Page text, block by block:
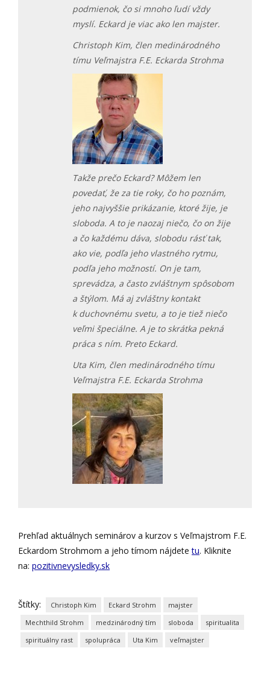
podmienok, čo si mnoho ľudí vždy
myslí. Eckard je viac ako len majster.
Christoph Kim, člen medinárodného
tímu Veľmajstra F.E. Eckarda Strohma
Takže prečo Eckard? Môžem len
povedať, že za tie roky, čo ho poznám,
jeho najvyššie prikázanie, ktoré žije, je
sloboda. A to je naozaj niečo, čo on žije
a čo každému dáva, slobodu rásť tak,
ako vie, podľa jeho vlastného rytmu,
podľa jeho možností. On je tam,
sprevádza, a často zvláštnym spôsobom
a štýlom. Má aj zvláštny kontakt
k duchovnému svetu, a to je tiež niečo
veľmi špeciálne. A je to skrátka pekná
práca s ním. Preto Eckard.
Uta Kim, člen medinárodného tímu
Veľmajstra F.E. Eckarda Strohma
Prehľad aktuálnych seminárov a kurzov s Veľmajstrom F.E.
Eckardom Strohmom a jeho tímom nájdetetu. Kliknite
na: pozitivnevysledky.sk
Štítky: Christoph Kim Eckard Strohm
majster
Mechthild Strohm
medzinárodný tím sloboda
spiritualita
spirituálny rast
spolupráca Uta Kim veľmajster